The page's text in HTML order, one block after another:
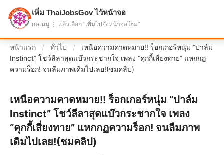
แบ่งปันโอกาส เพื่ออนาคตที่ก้าวหน้า
หน้าแรก / ทั่วไป /
เหนือความคาดหมาย!! ร็อกเกอร์หนุ่ม “ปาล์ม
Instinct” โชว์ลีลาสุดแบ๊วกระชากใจ เพลง “คุกกี้เสี่ยงทาย” แหกกฏ
ความร็อก! จนลืมภาพเดิมไปเลย!(ชมคลิป)
เหนือความคาดหมาย!! ร็อกเกอร์หนุ่ม “ปาล์ม
Instinct” โชว์ลีลาสุดแบ๊วกระชากใจ เพลง
“คุกกี้เสี่ยงทาย” แหกกฏความร็อก! จนลืมภาพ
เดิมไปเลย!(ชมคลิป)
เพิ่ม ThaiJobsGov ไว้หน้าจอ
กดเมนู ⋮ แล้วเลือก "เพิ่มไปยังหน้าจอโฮม"